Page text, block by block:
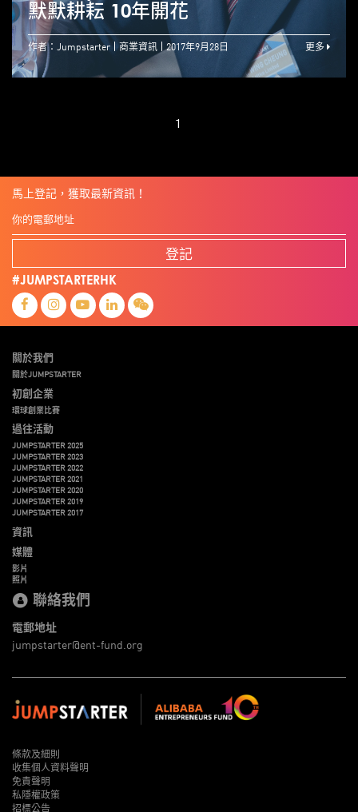
默默耕耘 10年開花
作者：Jumpstarter 商業資訊 2017年9月28日 更多
1
馬上登記，獲取最新資訊！
登記
#JUMPSTARTERHK
關於我們
關於JUMPSTARTER
初創企業
環球創業比賽
過往活動
JUMPSTARTER 2025
JUMPSTARTER 2023
JUMPSTARTER 2022
JUMPSTARTER 2021
JUMPSTARTER 2020
JUMPSTARTER 2019
JUMPSTARTER 2017
資訊
媒體
影片
照片
聯絡我們
電郵地址
jumpstarter@ent-fund.org
條款及細則
收集個人資料聲明
免責聲明
私隱權政策
招標公告